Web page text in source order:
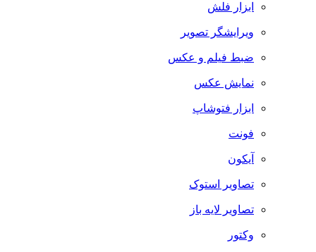
ابزار فلش
ویرایشگر تصویر
ضبط فيلم و عكس
نمایش عکس
ابزار فتوشاپ
فونت
آیکون
تصاویر استوک
تصاویر لایه باز
وکتور